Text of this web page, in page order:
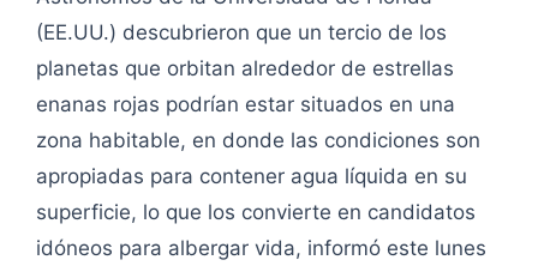
(EE.UU.) descubrieron que un tercio de los
planetas que orbitan alrededor de estrellas
enanas rojas podrían estar situados en una
zona habitable, en donde las condiciones son
apropiadas para contener agua líquida en su
superficie, lo que los convierte en candidatos
idóneos para albergar vida, informó este lunes